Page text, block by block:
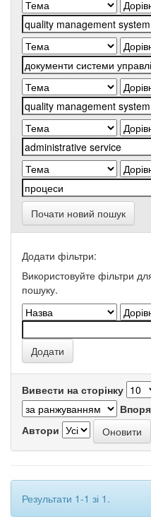
Почати новий пошук
Додати фільтри:
Використовуйте фільтри
пошуку.
Вивести на сторінку
Автори
Результати 1-1 зі 1.